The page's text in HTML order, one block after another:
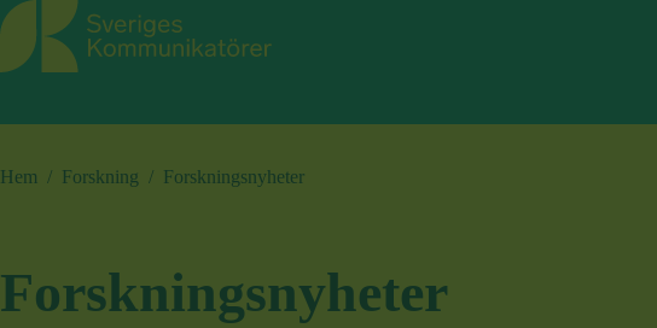
Sveriges Kommunikatörer
Hem / Forskning / Forskningsnyheter
Forskningsnyheter